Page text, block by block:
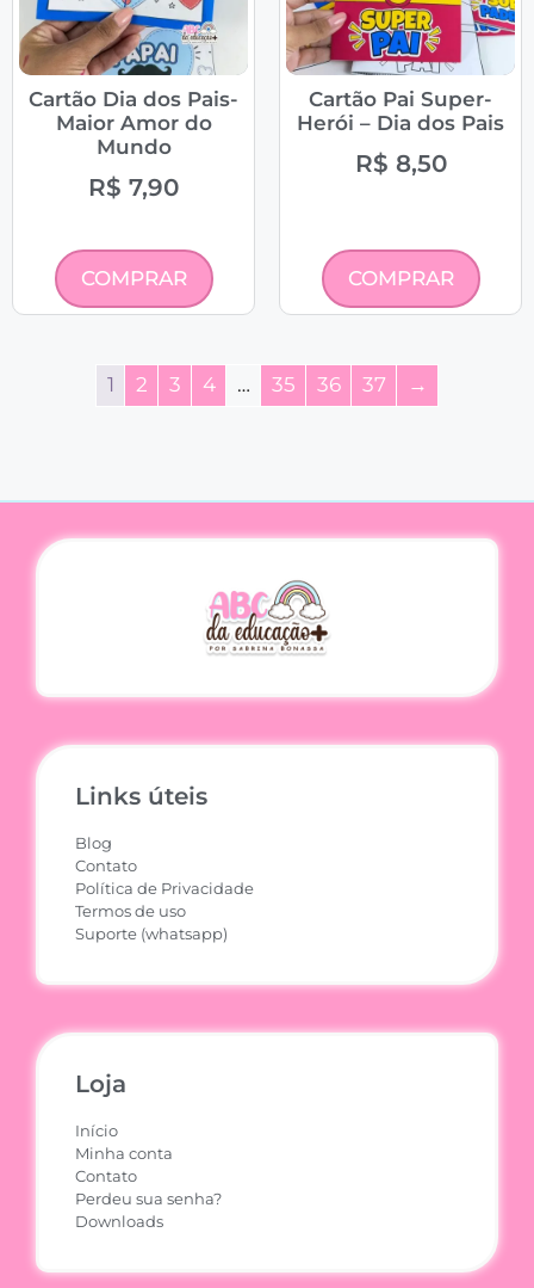
Cartão Dia dos Pais-
Maior Amor do
Mundo
R$ 7,90
COMPRAR
Cartão Pai Super-
Herói – Dia dos Pais
R$ 8,50
COMPRAR
1 2 3 4 … 35 36 37 →
Links úteis
Blog
Contato
Política de Privacidade
Termos de uso
Suporte (whatsapp)
Loja
Início
Minha conta
Contato
Perdeu sua senha?
Downloads